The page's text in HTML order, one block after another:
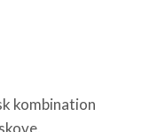
kombination